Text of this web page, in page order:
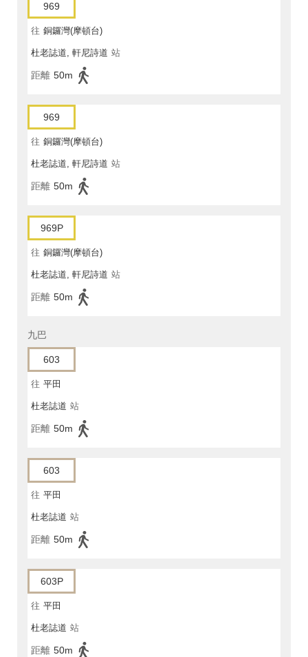
969
往 銅鑼灣(摩頓台)
杜老誌道, 軒尼詩道 站
距離 50m
969
往 銅鑼灣(摩頓台)
杜老誌道, 軒尼詩道 站
距離 50m
969P
往 銅鑼灣(摩頓台)
杜老誌道, 軒尼詩道 站
距離 50m
九巴
603
往 平田
杜老誌道 站
距離 50m
603
往 平田
杜老誌道 站
距離 50m
603P
往 平田
杜老誌道 站
距離 50m